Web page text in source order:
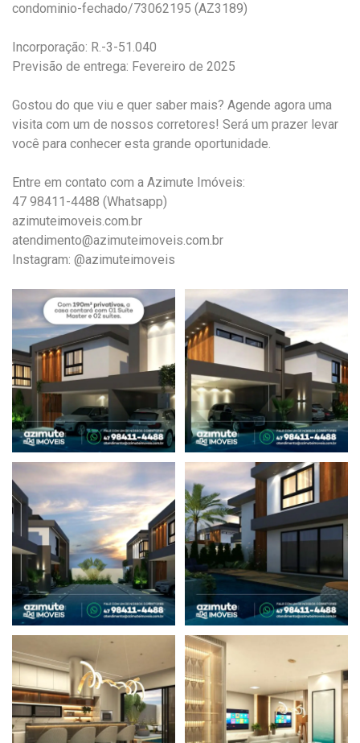
condominio-fechado/73062195 (AZ3189)
Incorporação: R.-3-51.040
Previsão de entrega: Fevereiro de 2025
Gostou do que viu e quer saber mais? Agende agora uma
visita com um de nossos corretores! Será um prazer levar
você para conhecer esta grande oportunidade.
Entre em contato com a Azimute Imóveis:
47 98411-4488 (Whatsapp)⠀
azimuteimoveis.com.br
atendimento@azimuteimoveis.com.br⠀
Instagram: @azimuteimoveis